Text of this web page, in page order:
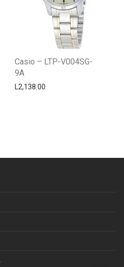
Casio – LTP-V004SG-
9A
L2,138.00